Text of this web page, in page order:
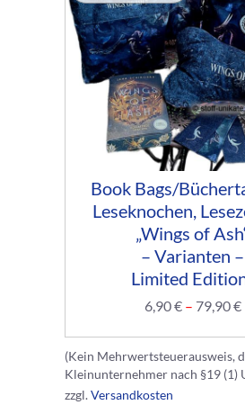
Book Bags/
Leseknochen,
„Wings of
– Varianten –
Limited
6,90€– 79,90€
(Kein Mehrwertsteuerausweis,
Kleinunternehmer nach §19 (1)
zzgl.Versandkosten